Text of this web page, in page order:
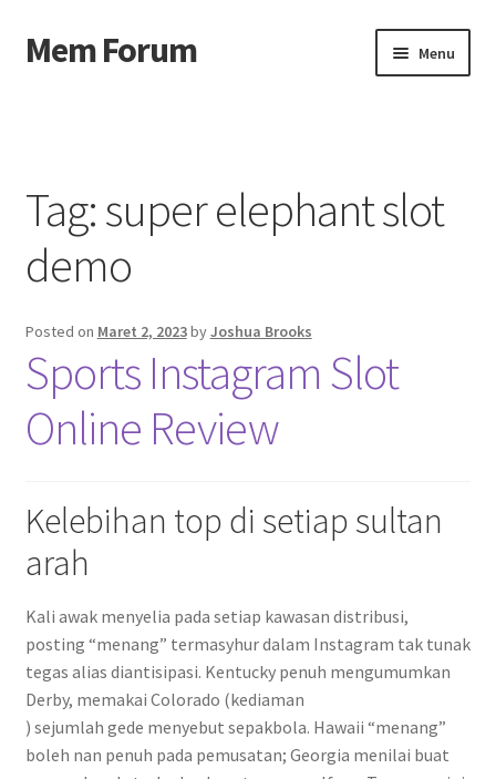
Skip
to
Skip
to
Mem Forum Menu
Contact us
Privacy Policy
Tag:super elephant slot
demo
Posted on Maret 2, 2023byJoshua Brooks
Sports Instagram Slot
Online Review
Kelebihan top di setiap sultan
arah
Kali awak menyelia pada setiap kawasan distribusi,
posting “menang” termasyhur dalam Instagram tak tunak
tegas alias diantisipasi. Kentucky penuh mengumumkan
Derby, memakai Colorado (kediaman
) sejumlah gede menyebut sepakbola. Hawaii “menang”
boleh nan penuh pada pemusatan; Georgia menilai buat